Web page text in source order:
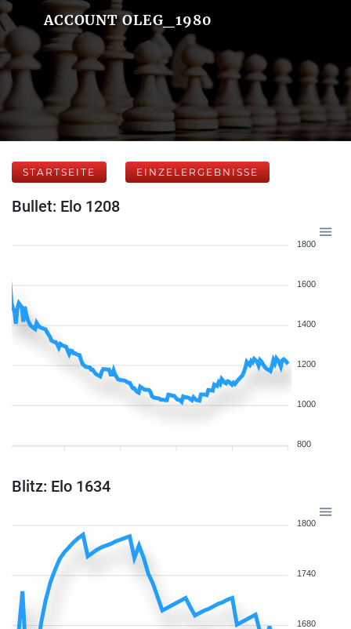
ACCOUNT OLEG_1980
STARTSEITE EINZELERGEBNISSE
Bullet: Elo 1208
1800
1600
1400
1200
1000
800
Blitz: Elo 1634
1800
1740
1680